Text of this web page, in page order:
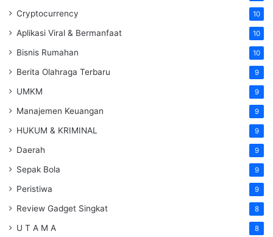
Cryptocurrency 10
Aplikasi Viral & Bermanfaat 10
Bisnis Rumahan 10
Berita Olahraga Terbaru 9
UMKM 9
Manajemen Keuangan 9
HUKUM & KRIMINAL 9
Daerah 9
Sepak Bola 9
Peristiwa 9
Review Gadget Singkat 8
U T A M A 8